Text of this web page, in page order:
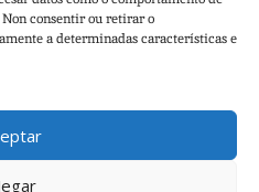
consentir ou retirar o
a determinadas características e
Municipal de Deportes